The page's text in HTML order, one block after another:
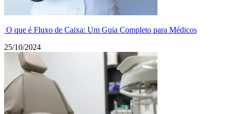
O que é Fluxo de Caixa: Um Guia Completo para Médicos
25/10/2024